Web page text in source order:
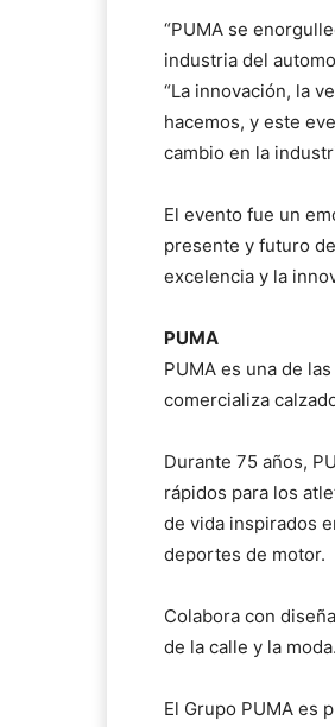
“PUMA se
industria del
“La innovación, la
hacemos, y este
cambio en la
El evento fue un
presente y futuro
excelencia y la
PUMA
PUMA es una de
comercializa
Durante 75 años,
rápidos para los
de vida inspirados
deportes de motor.
Colabora con
de la calle y la moda.
El Grupo PUMA es